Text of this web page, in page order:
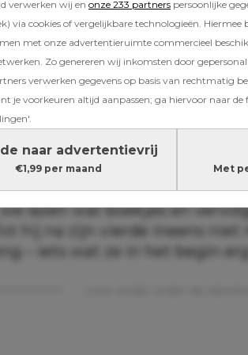
verwerken wij en onze 233 partners persoonlijke
via cookies of vergelijkbare technologieën.
met onze advertentieruimte commercieel
Zo genereren wij inkomsten door
verwerken gegevens op basis van rechtmatig
je voorkeuren altijd aanpassen; ga hiervoor naar
naar advertentievrij
€1,99 per maand Met
huilbuien en uren op
op je borst terwijl je huis
meegemaakt. En hoewel ze
van haar vrijheid, mist ze die
hetzelfde avondritueel
lazen wat boekjes en
hij na zijn vierde ineens
– iets wat ze in het begin